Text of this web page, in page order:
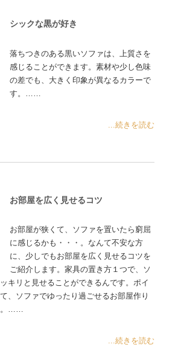
シックな黒が好き
落ちつきのある黒いソファは、上質さを
感じることができます。素材や少し色味
の差でも、大きく印象が異なるカラーで
す。……
...続きを読む
お部屋を広く見せるコツ
お部屋が狭くて、ソファを置いたら窮屈
に感じるかも・・・。なんて不安な方
に、少しでもお部屋を広く見せるコツを
ご紹介します。家具の置き方１つで、ソ
キリと見せることができるんです。ポイ
、ソファでゆったり過ごせるお部屋作り
。……
...続きを読む